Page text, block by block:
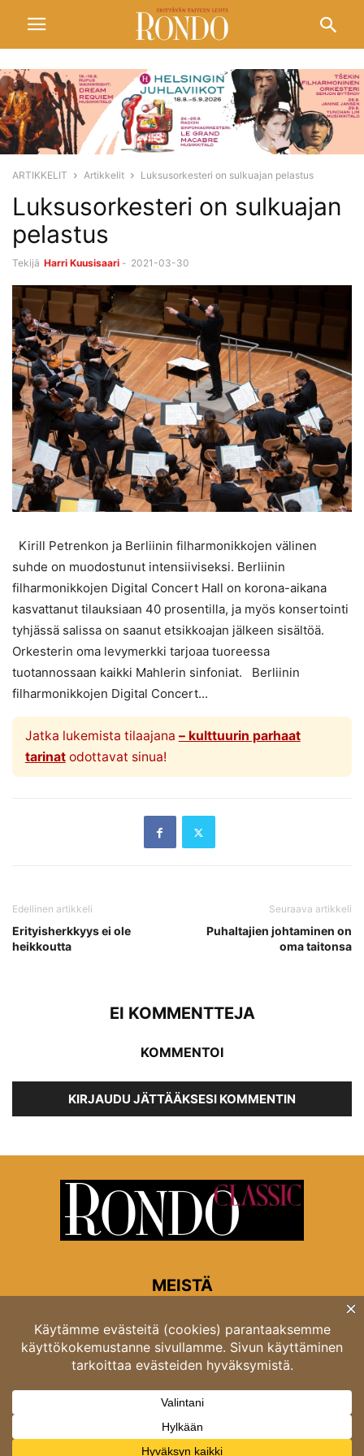
ARTIKKELIT Artikkelit Luksusorkesteri on sulkuajan pelastus
Luksusorkesteri on sulkuajan
pelastus
Tekijä Harri Kuusisaari - 2021-03-30
Kirill Petrenkon ja Berliinin filharmonikkojen välinen
suhde on muodostunut intensiiviseksi. Berliinin
filharmonikkojen Digital Concert Hall on korona-aikana
kasvattanut tilauksiaan 40 prosentilla, ja myös konsertointi
tyhjässä salissa on saanut etsikkoajan jälkeen sisältöä.
Orkesterin oma levymerkki tarjoaa tuoreessa
tuotannossaan kaikki Mahlerin sinfoniat. Berliinin
filharmonikkojen Digital Concert...
Jatka lukemista tilaajana – kulttuurin parhaat
tarinatodottavat sinua!
Edellinen artikkeli
Erityisherkkyys ei ole
heikkoutta
Seuraava artikkeli
Puhaltajien johtaminen on
oma taitonsa
EI KOMMENTTEJA
KOMMENTOI
KIRJAUDU JÄTTÄÄKSESI KOMMENTIN
MEISTÄ
Rondon toimitus
Opastinsilta 6A 00520 Helsinki
Asiakaspalvelu: puh. 03 4246 5318
asiakaspalvelu@rondo.fi
Ota meihin yhteyttä:toimitus@rondo.fi